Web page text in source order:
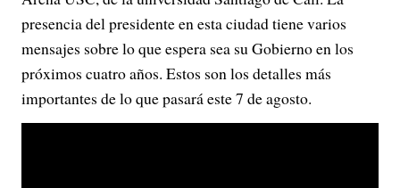
presencia del presidente en esta ciudad tiene varios
mensajes sobre lo que espera sea su Gobierno en los
próximos cuatro años. Estos son los detalles más
importantes de lo que pasará este 7 de agosto.